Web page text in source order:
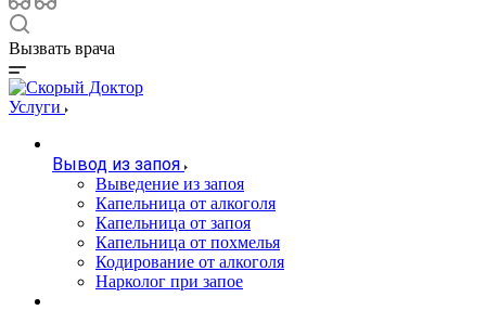
Вызвать врача
Услуги
Вывод из запоя
Выведение из запоя
Капельница от алкоголя
Капельница от запоя
Капельница от похмелья
Кодирование от алкоголя
Нарколог при запое